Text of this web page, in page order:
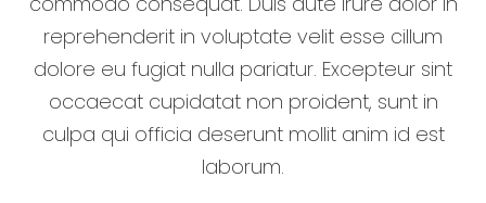
reprehenderit in voluptate velit esse cillum
dolore eu fugiat nulla pariatur. Excepteur sint
occaecat cupidatat non proident, sunt in
culpa qui officia deserunt mollit anim id est
laborum.